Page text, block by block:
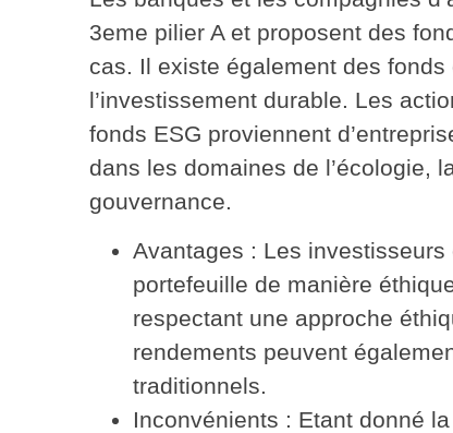
3eme pilier A et proposent des
cas. Il existe également des
l’investissement durable. Les
fonds ESG proviennent
dans les domaines de l’écologie,
gouvernance.
Avantages : Les investisseurs
portefeuille de manière
respectant une approche
rendements peuvent
traditionnels.
Inconvénients : Etant donné